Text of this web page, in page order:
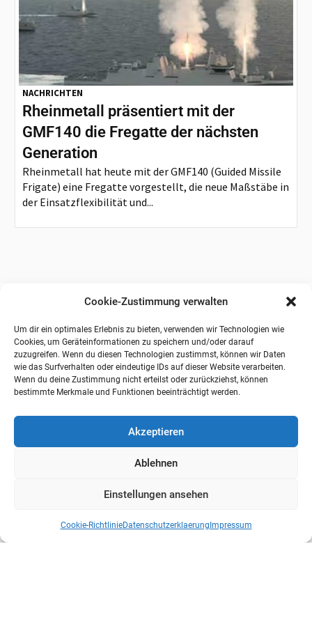
Cookie-Zustimmung verwalten
Um dir ein optimales Erlebnis zu bieten, verwenden wir Technologien wie
Cookies, um Geräteinformationen zu speichern und/oder darauf
zuzugreifen. Wenn du diesen Technologien zustimmst, können wir Daten
wie das Surfverhalten oder eindeutige IDs auf dieser Website verarbeiten.
Wenn du deine Zustimmung nicht erteilst oder zurückziehst, können
bestimmte Merkmale und Funktionen beeinträchtigt werden.
Akzeptieren
Ablehnen
Einstellungen ansehen
Cookie-RichtlinieDatenschutzerklaerung Impressum
NACHRICHTEN
Rheinmetall präsentiert mit der
GMF140 die Fregatte der nächsten
Generation
Rheinmetall hat heute mit der GMF140 (Guided Missile
Frigate) eine Fregatte vorgestellt, die neue Maßstäbe in
der Einsatzflexibilität und...